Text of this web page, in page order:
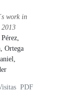
work in
Ortega
PDF